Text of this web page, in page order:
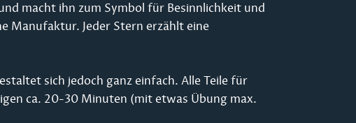
macht ihn zum Symbol für Besinnlichkeit und
Manufaktur. Jeder Stern erzählt eine
sich jedoch ganz einfach. Alle Teile für
ca. 20-30 Minuten (mit etwas Übung max.